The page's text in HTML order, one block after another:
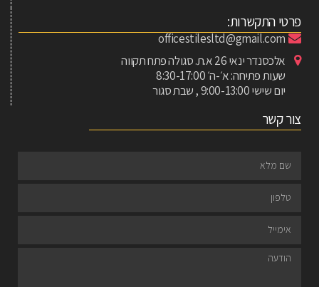
פרטי התקשרות:
officestilesltd@gmail.com
אלכסנדר ינאי 26 א.ת. סגולה פתח תקווה
שעות פתיחה: א׳-ה׳ 8:30-17:00
יום שישי 9:00-13:00 , שבת סגור
צור קשר